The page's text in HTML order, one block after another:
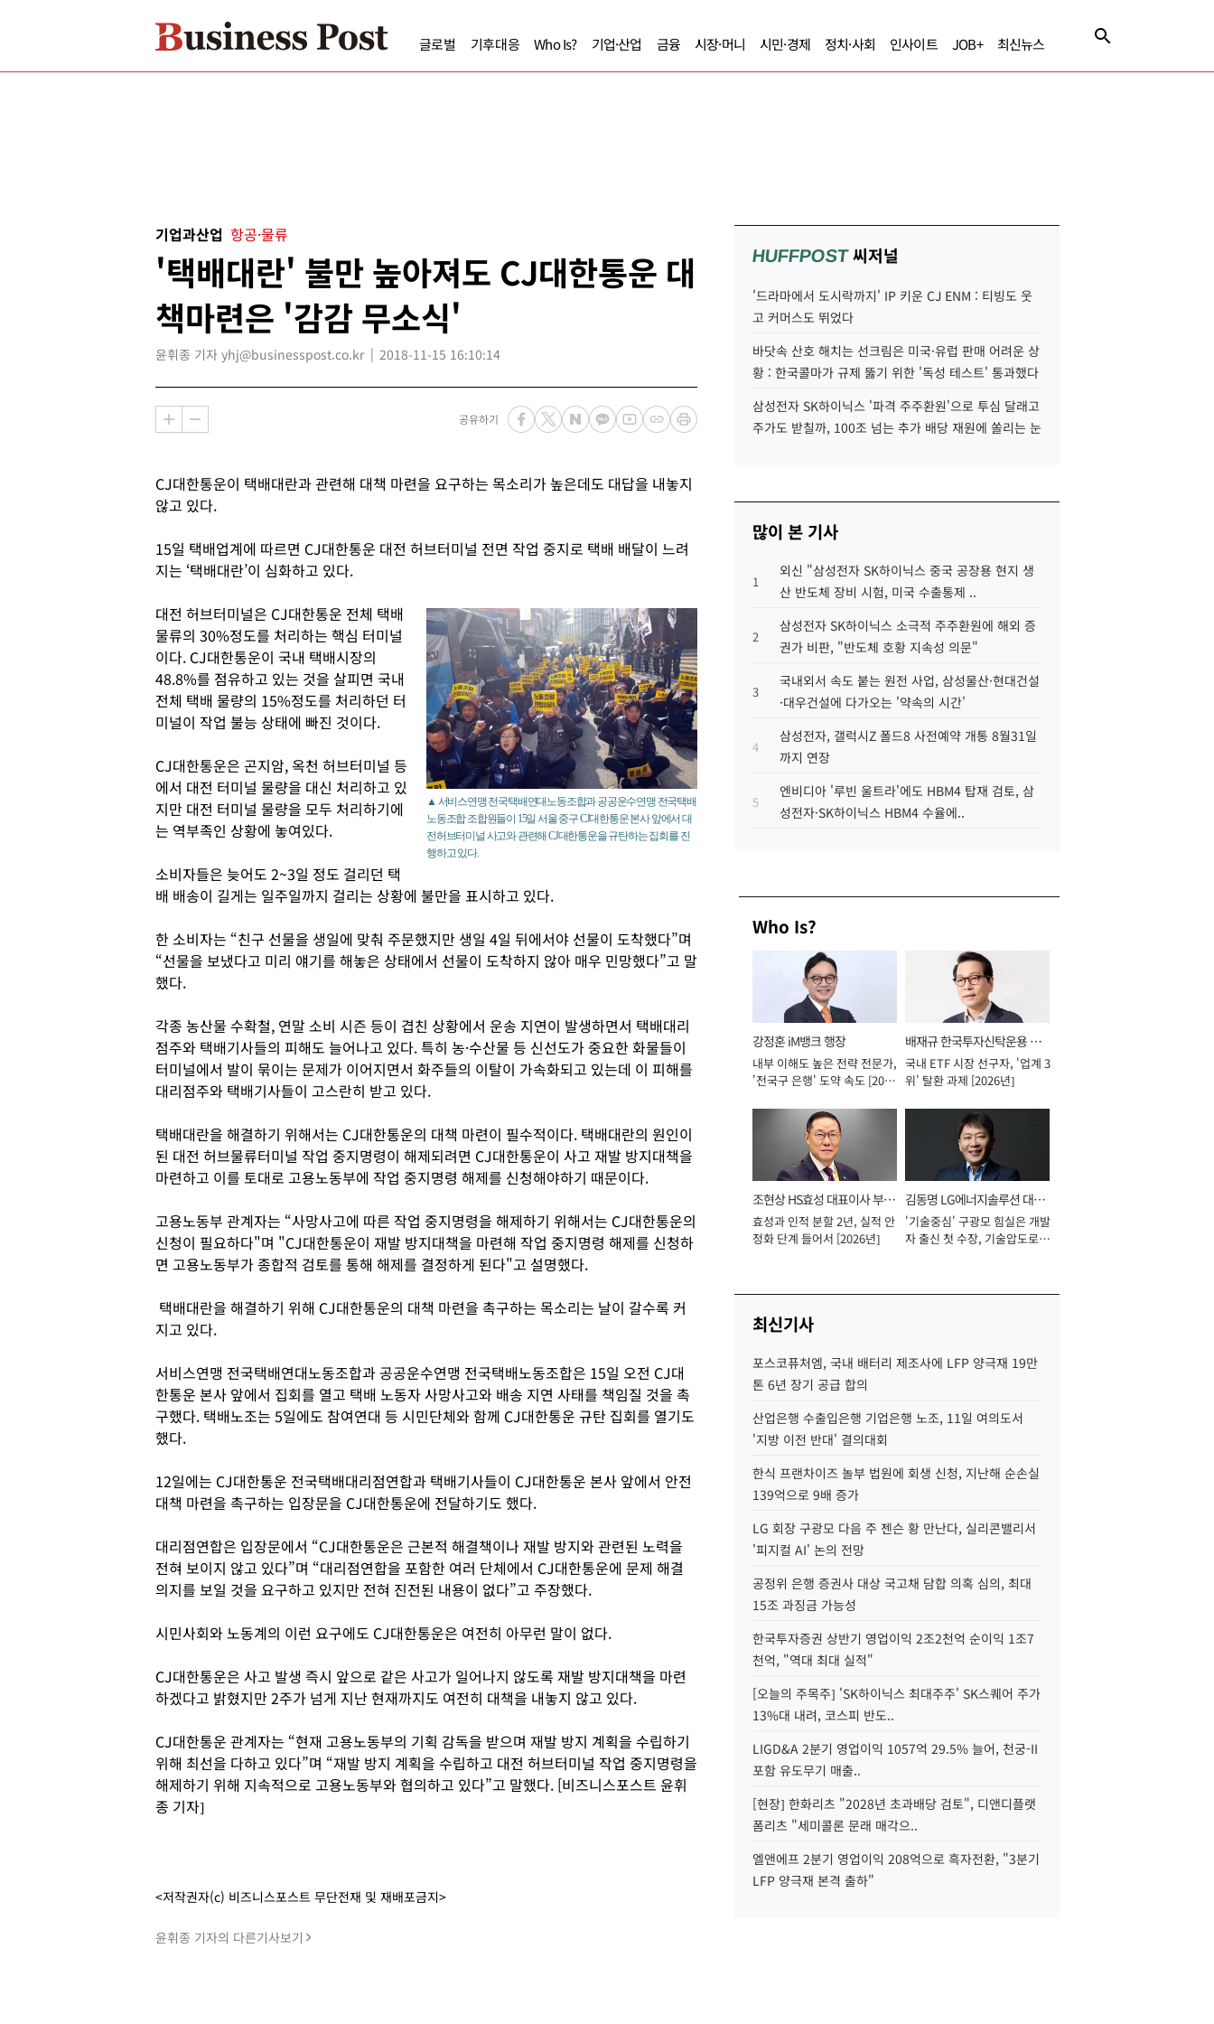
글로벌 기후대응 Who Is? 기업·산업 금융 시장·머니 시민·경제 정치·사회 인사이트 JOB+ 최신뉴스
기업과산업 항공·물류
'택배대란' 불만 높아져도 CJ대한통운 대
책마련은 '감감 무소식'
윤휘종 기자 yhj@businesspost.co.kr 2018-11-15 16:10:14
공유하기
CJ대한통운이 택배대란과 관련해 대책 마련을 요구하는 목소리가 높은데도 대답을 내놓지
않고 있다.
15일 택배업계에 따르면 CJ대한통운 대전 허브터미널 전면 작업 중지로 택배 배달이 느려
지는 ‘택배대란’이 심화하고 있다.
▲ 서비스연맹 전국택배연대노동조합과 공공운수연맹 전국택배
노동조합 조합원들이 15일 서울 중구 CJ대한통운 본사 앞에서 대
전허브터미널 사고와 관련해 CJ대한통운을 규탄하는 집회를 진
행하고 있다.
대전 허브터미널은 CJ대한통운 전체 택배
물류의 30%정도를 처리하는 핵심 터미널
이다. CJ대한통운이 국내 택배시장의
48.8%를 점유하고 있는 것을 살피면 국내
전체 택배 물량의 15%정도를 처리하던 터
미널이 작업 불능 상태에 빠진 것이다.
CJ대한통운은 곤지암, 옥천 허브터미널 등
에서 대전 터미널 물량을 대신 처리하고 있
지만 대전 터미널 물량을 모두 처리하기에
는 역부족인 상황에 놓여있다.
소비자들은 늦어도 2~3일 정도 걸리던 택
배 배송이 길게는 일주일까지 걸리는 상황에 불만을 표시하고 있다.
한 소비자는 “친구 선물을 생일에 맞춰 주문했지만 생일 4일 뒤에서야 선물이 도착했다”며
“선물을 보냈다고 미리 얘기를 해놓은 상태에서 선물이 도착하지 않아 매우 민망했다”고 말
했다.
각종 농산물 수확철, 연말 소비 시즌 등이 겹친 상황에서 운송 지연이 발생하면서 택배대리
점주와 택배기사들의 피해도 늘어나고 있다. 특히 농·수산물 등 신선도가 중요한 화물들이
터미널에서 발이 묶이는 문제가 이어지면서 화주들의 이탈이 가속화되고 있는데 이 피해를
대리점주와 택배기사들이 고스란히 받고 있다.
택배대란을 해결하기 위해서는 CJ대한통운의 대책 마련이 필수적이다. 택배대란의 원인이
된 대전 허브물류터미널 작업 중지명령이 해제되려면 CJ대한통운이 사고 재발 방지대책을
마련하고 이를 토대로 고용노동부에 작업 중지명령 해제를 신청해야하기 때문이다.
고용노동부 관계자는 “사망사고에 따른 작업 중지명령을 해제하기 위해서는 CJ대한통운의
신청이 필요하다"며 "CJ대한통운이 재발 방지대책을 마련해 작업 중지명령 해제를 신청하
면 고용노동부가 종합적 검토를 통해 해제를 결정하게 된다"고 설명했다.
택배대란을 해결하기 위해 CJ대한통운의 대책 마련을 촉구하는 목소리는 날이 갈수록 커
지고 있다.
서비스연맹 전국택배연대노동조합과 공공운수연맹 전국택배노동조합은 15일 오전 CJ대
한통운 본사 앞에서 집회를 열고 택배 노동자 사망사고와 배송 지연 사태를 책임질 것을 촉
구했다. 택배노조는 5일에도 참여연대 등 시민단체와 함께 CJ대한통운 규탄 집회를 열기도
했다.
12일에는 CJ대한통운 전국택배대리점연합과 택배기사들이 CJ대한통운 본사 앞에서 안전
대책 마련을 촉구하는 입장문을 CJ대한통운에 전달하기도 했다.
대리점연합은 입장문에서 “CJ대한통운은 근본적 해결책이나 재발 방지와 관련된 노력을
전혀 보이지 않고 있다”며 “대리점연합을 포함한 여러 단체에서 CJ대한통운에 문제 해결
의지를 보일 것을 요구하고 있지만 전혀 진전된 내용이 없다”고 주장했다.
시민사회와 노동계의 이런 요구에도 CJ대한통운은 여전히 아무런 말이 없다.
CJ대한통운은 사고 발생 즉시 앞으로 같은 사고가 일어나지 않도록 재발 방지대책을 마련
하겠다고 밝혔지만 2주가 넘게 지난 현재까지도 여전히 대책을 내놓지 않고 있다.
CJ대한통운 관계자는 “현재 고용노동부의 기획 감독을 받으며 재발 방지 계획을 수립하기
위해 최선을 다하고 있다”며 “재발 방지 계획을 수립하고 대전 허브터미널 작업 중지명령을
해제하기 위해 지속적으로 고용노동부와 협의하고 있다”고 말했다. [비즈니스포스트 윤휘
종 기자]
<저작권자(c) 비즈니스포스트 무단전재 및 재배포금지>
윤휘종 기자의 다른기사보기
HUFFPOST씨저널
'드라마에서 도시락까지' IP 키운 CJ ENM : 티빙도 웃
고 커머스도 뛰었다
바닷속 산호 해치는 선크림은 미국·유럽 판매 어려운 상
황 : 한국콜마가 규제 뚫기 위한 '독성 테스트' 통과했다
삼성전자 SK하이닉스 '파격 주주환원'으로 투심 달래고
주가도 받칠까, 100조 넘는 추가 배당 재원에 쏠리는 눈
많이 본 기사
1
외신 "삼성전자 SK하이닉스 중국 공장용 현지 생
산 반도체 장비 시험, 미국 수출통제 ..
2
삼성전자 SK하이닉스 소극적 주주환원에 해외 증
권가 비판, "반도체 호황 지속성 의문"
3
국내외서 속도 붙는 원전 사업, 삼성물산·현대건설
·대우건설에 다가오는 '약속의 시간'
4
삼성전자, 갤럭시Z 폴드8 사전예약 개통 8월31일
까지 연장
5
엔비디아 '루빈 울트라'에도 HBM4 탑재 검토, 삼
성전자·SK하이닉스 HBM4 수율에..
Who Is?
강정훈 iM뱅크 행장
내부 이해도 높은 전략 전문가,
'전국구 은행' 도약 속도 [2026
배재규 한국투자신탁운용 대
표이사 사장
국내 ETF 시장 선구자, '업계 3
위' 탈환 과제 [2026년]
조현상 HS효성 대표이사 부회
장
효성과 인적 분할 2년, 실적 안
정화 단계 들어서 [2026년]
김동명 LG에너지솔루션 대표
이사 사장
'기술중심' 구광모 힘실은 개발
자 출신 첫 수장, 기술압도로
최신기사
포스코퓨처엠, 국내 배터리 제조사에 LFP 양극재 19만
톤 6년 장기 공급 합의
산업은행 수출입은행 기업은행 노조, 11일 여의도서
'지방 이전 반대' 결의대회
한식 프랜차이즈 놀부 법원에 회생 신청, 지난해 순손실
139억으로 9배 증가
LG 회장 구광모 다음 주 젠슨 황 만난다, 실리콘밸리서
'피지컬 AI' 논의 전망
공정위 은행 증권사 대상 국고채 담합 의혹 심의, 최대
15조 과징금 가능성
한국투자증권 상반기 영업이익 2조2천억 순이익 1조7
천억, "역대 최대 실적"
[오늘의 주목주] 'SK하이닉스 최대주주' SK스퀘어 주가
13%대 내려, 코스피 반도..
LIGD&A 2분기 영업이익 1057억 29.5% 늘어, 천궁-II
포함 유도무기 매출..
[현장] 한화리츠 "2028년 초과배당 검토", 디앤디플랫
폼리츠 "세미콜론 문래 매각으..
엘앤에프 2분기 영업이익 208억으로 흑자전환, "3분기
LFP 양극재 본격 출하"